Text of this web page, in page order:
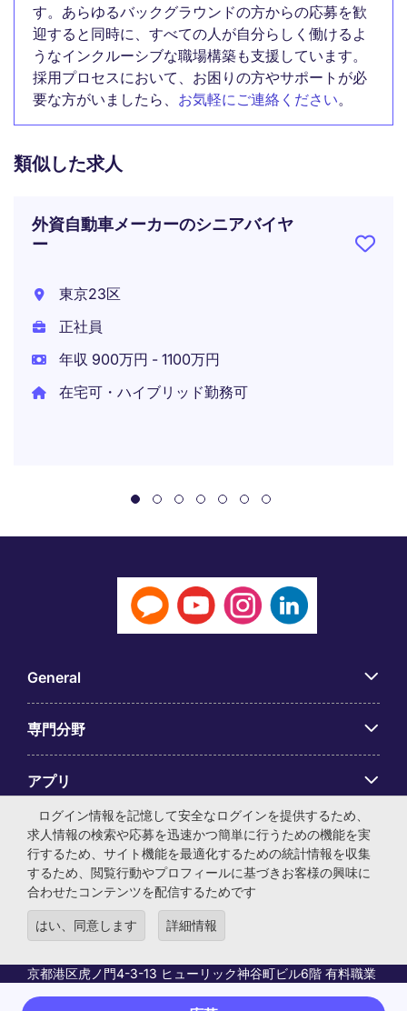
す。あらゆるバックグラウンドの方からの応募を歓
迎すると同時に、すべての人が自分らしく働けるよ
うなインクルーシブな職場構築も支援しています。
採用プロセスにおいて、お困りの方やサポートが必
要な方がいましたら、 お気軽にご連絡ください。
類似した求人
外資自動車メーカーのシニアバイヤ
ー
東京23区
正社員
年収 900万円 - 1100万円
在宅可・ハイブリッド勤務可
General
専門分野
アプリ
Employer Centre
© マイケル・ペイジ・インターナショナル・ジャパン株式会
京都港区虎ノ門4-3-13 ヒューリック神谷町ビル6階 有料職業
紹介事業許可番号：13-ユ-040405 ／ 労働者派遣事業許可番
ログイン情報を記憶して安全なログインを提供するため、
求人情報の検索や応募を迅速かつ簡単に行うための機能を実
行するため、サイト機能を最適化するための統計情報を収集
するため、閲覧行動やプロフィールに基づきお客様の興味に
合わせたコンテンツを配信するためです
はい、同意します 詳細情報